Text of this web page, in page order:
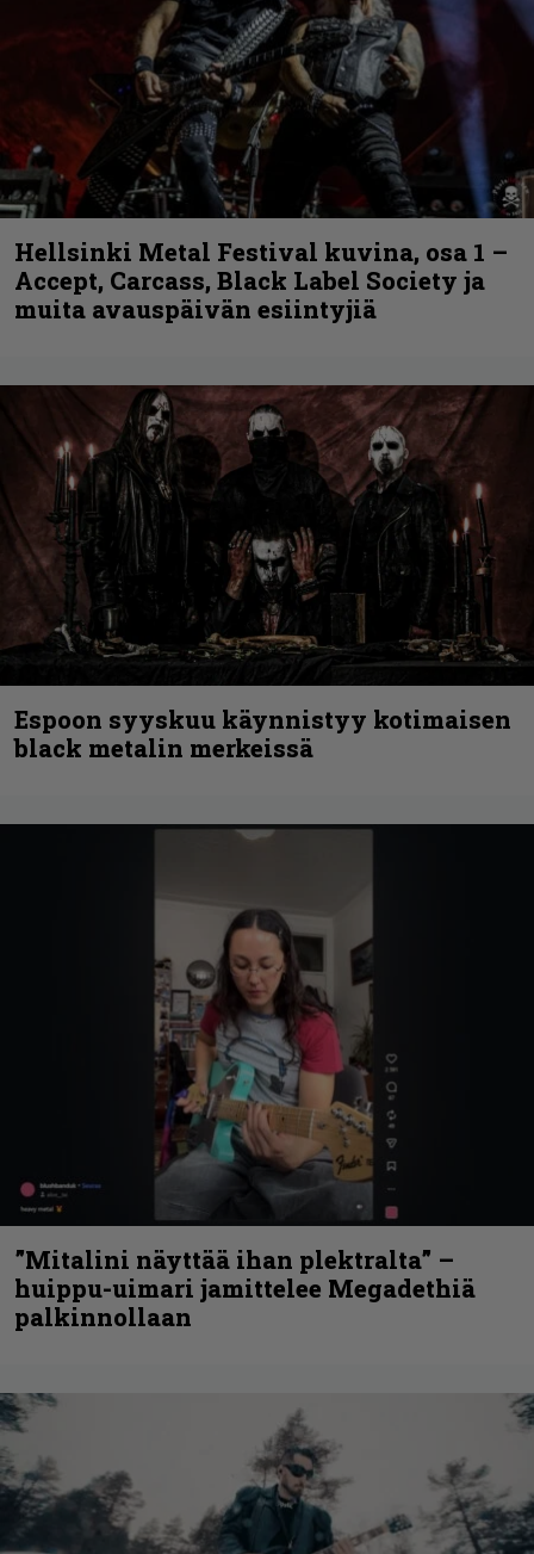
Hellsinki Metal Festival kuvina, osa 1 –
Accept, Carcass, Black Label Society ja
muita avauspäivän esiintyjiä
Espoon syyskuu käynnistyy kotimaisen
black metalin merkeissä
”Mitalini näyttää ihan plektralta” –
huippu-uimari jamittelee Megadethiä
palkinnollaan